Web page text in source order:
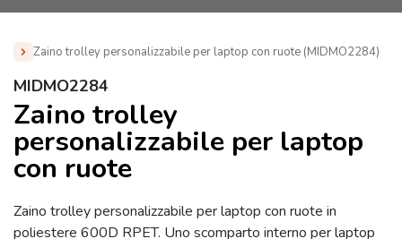
Zaino trolley personalizzabile per laptop con ruote (MIDMO2284)
Home » Gadget viaggio Personalizzati
ruote (MIDMO2284)
MIDMO2284
Zaino trolley
personalizzabile per laptop
con ruote
Zaino trolley personalizzabile per laptop con ruote in
poliestere 600D RPET. Uno scomparto interno per laptop